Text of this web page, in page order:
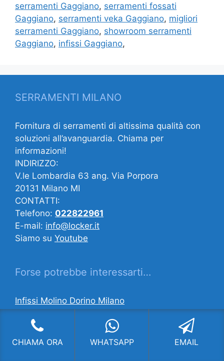
serramenti Gaggiano, serramenti fossati
Gaggiano, serramenti veka Gaggiano, migliori
serramenti Gaggiano, showroom serramenti
Gaggiano, infissi Gaggiano,
SERRAMENTI MILANO
Fornitura di serramenti di altissima qualità con
soluzioni all’avanguardia. Chiama per
informazioni!
INDIRIZZO:
V.le Lombardia 63 ang. Via Porpora
20131 Milano MI
CONTATTI:
Telefono: 022822961
E-mail: info@locker.it
Siamo su Youtube
Forse potrebbe interessarti…
Infissi Molino Dorino Milano
Installazione Serramenti Fiera Vecchia Milano
Serramenti Fossati Zibido San Giacomo
CHIAMA ORA WHATSAPP EMAIL